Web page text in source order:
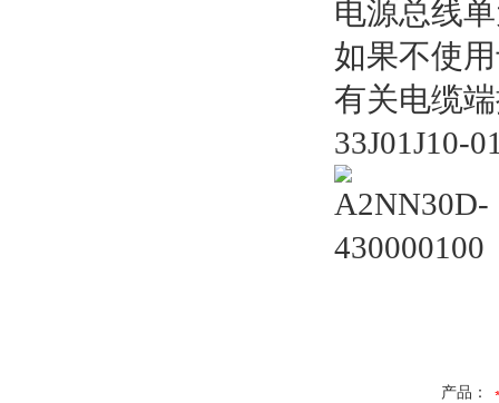
电源总线
如果不使
有关电缆
33J01J10-
产品：